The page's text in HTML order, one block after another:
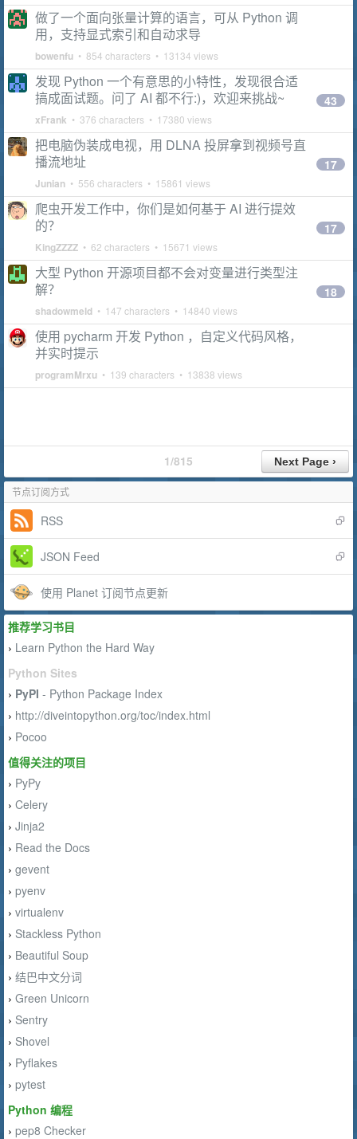
做了一个面向张量计算的语言，可从 Python 调
用，支持显式索引和自动求导
bowenfu • 854 characters • 13134 views
发现 Python 一个有意思的小特性，发现很合适
搞成面试题。问了 AI 都不行:)，欢迎来挑战~
xFrank • 376 characters • 17380 views
43
把电脑伪装成电视，用 DLNA 投屏拿到视频号直
播流地址
Junian • 556 characters • 15861 views
17
爬虫开发工作中，你们是如何基于 AI 进行提效
的？
KingZZZZ • 62 characters • 15671 views
17
大型 Python 开源项目都不会对变量进行类型注
解？
shadowmeld • 147 characters • 14840 views
18
使用 pycharm 开发 Python ，自定义代码风格，
并实时提示
programMrxu • 139 characters • 13838 views
1/815
节点订阅方式
RSS
JSON Feed
使用 Planet 订阅节点更新
推荐学习书目
› Learn Python the Hard Way
Python Sites
› PyPI - Python Package Index
› http://diveintopython.org/toc/index.html
› Pocoo
值得关注的项目
› PyPy
› Celery
› Jinja2
› Read the Docs
› gevent
› pyenv
› virtualenv
› Stackless Python
› Beautiful Soup
› 结巴中文分词
› Green Unicorn
› Sentry
› Shovel
› Pyflakes
› pytest
Python 编程
› pep8 Checker